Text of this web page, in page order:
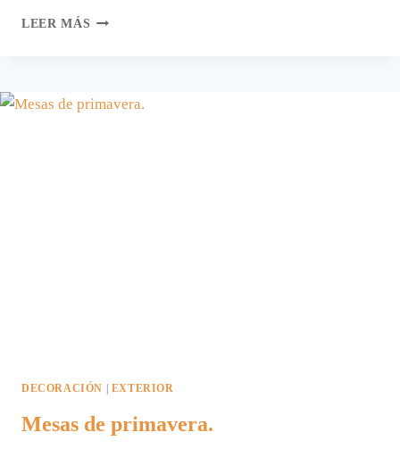
LEER MÁS UN
BALCÓN.
DECORACIÓN | EXTERIOR
Mesas de primavera.